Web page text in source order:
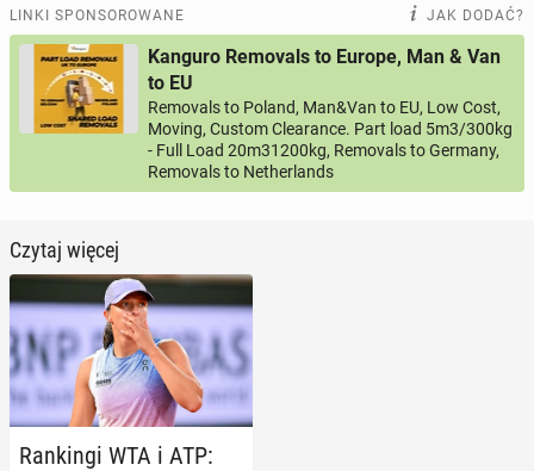
LINKI SPONSOROWANE JAK DODAĆ?
Kanguro Removals to Europe, Man & Van
to EU
Removals to Poland, Man&Van to EU, Low Cost,
Moving, Custom Clearance. Part load 5m3/300kg
- Full Load 20m31200kg, Removals to Germany,
Removals to Netherlands
Czytaj więcej
Ran­kin­gi WTA i ATP: